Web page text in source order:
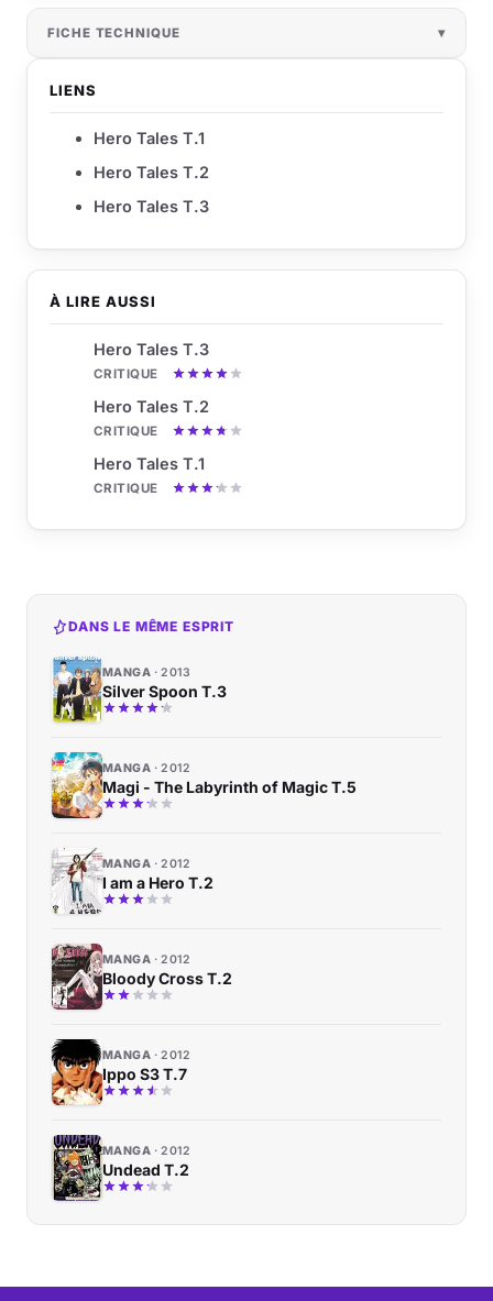
À LIRE AUSSI
Hero Tales T.3
CRITIQUE
Hero Tales T.2
CRITIQUE
Hero Tales T.1
CRITIQUE
FICHE TECHNIQUE
LIENS
Hero Tales T.1
Hero Tales T.2
Hero Tales T.3
DANS LE MÊME ESPRIT
MANGA 2013
Silver Spoon T.3
MANGA 2012
Magi - The Labyrinth of Magic T.5
MANGA 2012
I am a Hero T.2
MANGA 2012
Bloody Cross T.2
MANGA 2012
Ippo S3 T.7
MANGA 2012
Undead T.2